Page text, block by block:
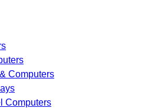
Computers
Computers